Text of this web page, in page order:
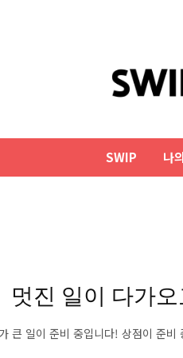
SWIP 나
멋진 일이 다가
큰 일이 준비 중입니다! 상점이 준비